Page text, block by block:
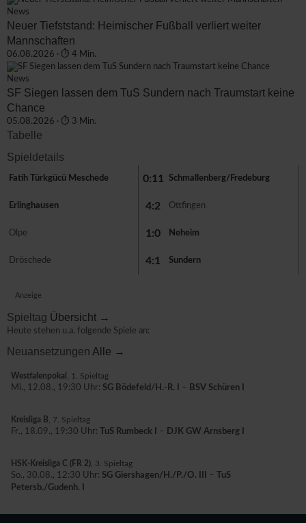
News
Neuer Tiefststand: Heimischer Fußball verliert weiter
Mannschaften
06.08.2026 · ⏱ 4 Min.
News
SF Siegen lassen dem TuS Sundern nach Traumstart keine
Chance
05.08.2026 · ⏱ 3 Min.
Tabelle
Spieldetails
Fatih Türkgücü Meschede 0:11 Schmallenberg/Fredeburg
Erlinghausen 4:2 Ottfingen
Olpe 1:0 Neheim
Dröschede 4:1 Sundern
Anzeige
Spieltag Übersicht →
Heute stehen u.a. folgende Spiele an:
Neuansetzungen Alle →
Westfalenpokal
, 1. Spieltag
Mi., 12.08., 19:30 Uhr: SG Bödefeld/H.-R. I – BSV Schüren I
Kreisliga B , 7. Spieltag
Fr., 18.09., 19:30 Uhr:
TuS Rumbeck I – DJK GW Arnsberg I
HSK-Kreisliga C (FR 2) , 3. Spieltag
So., 30.08., 12:30 Uhr: SG Giershagen/H./P./O. III –
TuS
Petersb./Gudenh. I